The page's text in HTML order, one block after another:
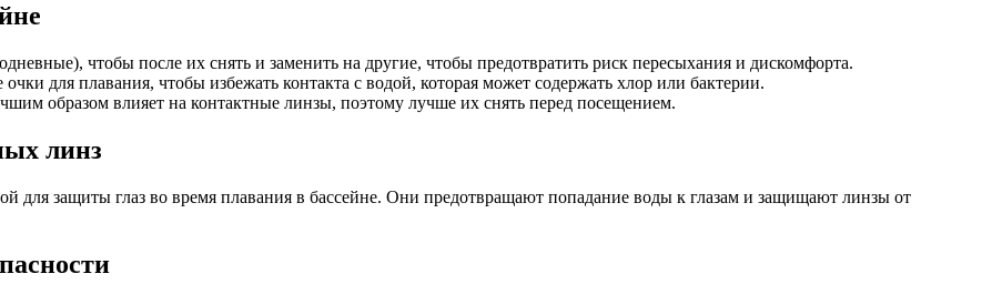
чтобы после их снять и заменить на другие, чтобы предотвратить риск пересыхания и дискомфорта.
для плавания, чтобы избежать контакта с водой, которая может содержать хлор или бактерии.
образом влияет на контактные линзы, поэтому лучше их снять перед посещением.
линз
для защиты глаз во время плавания в бассейне. Они предотвращают попадание воды к глазам и защищают линзы от